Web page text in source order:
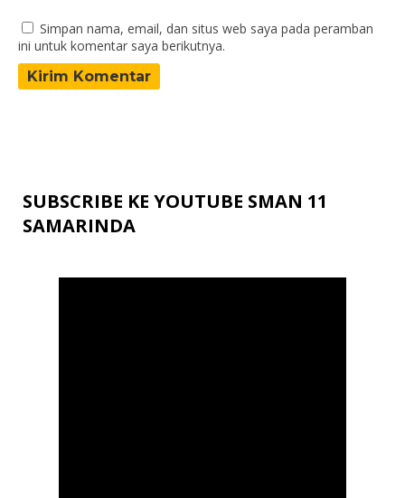
Simpan nama, email, dan situs web saya pada peramban
ini untuk komentar saya berikutnya.
SUBSCRIBE KE YOUTUBE SMAN 11
SAMARINDA